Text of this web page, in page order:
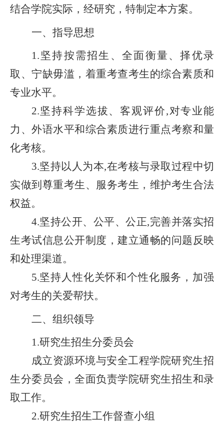
结合学院实际，经研究，特制定本方案。
一、指导思想
1. 坚持按需招生、全面衡量、择优录
取、宁缺毋滥，着重考查考生的综合素质和
专业水平。
2.坚持科学选拔、客观评价,对专业能
力、外语水平和综合素质进行重点考察和量
化考核。
3.坚持以人为本,在考核与录取过程中切
实做到尊重考生、服务考生，维护考生合法
权益。
4.坚持公开、公平、公正,完善并落实招
生考试信息公开制度，建立通畅的问题反映
和处理渠道。
5.坚持人性化关怀和个性化服务，加强
对考生的关爱帮扶。
二、组织领导
1.研究生招生分委员会
成立资源环境与安全工程学院研究生招
生分委员会 ，全面负责学院研究生招生和录
取工作。
2.研究生招生工作督查小组